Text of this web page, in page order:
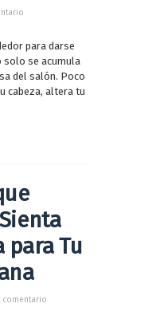
para darse
solo se acumula
del salón. Poco
cabeza, altera tu
para Tu
comentario